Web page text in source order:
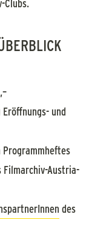
Clubs.
und
Austria-
des